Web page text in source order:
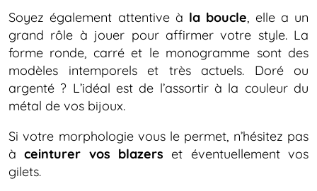
Soyez également attentive à la boucle, elle a un
grand rôle à jouer pour affirmer votre style. La
forme ronde, carré et le monogramme sont des
modèles intemporels et très actuels. Doré ou
argenté ? L’idéal est de l’assortir à la couleur du
métal de vos bijoux.
Si votre morphologie vous le permet, n’hésitez pas
àceinturer vos blazers et éventuellement vos
gilets.